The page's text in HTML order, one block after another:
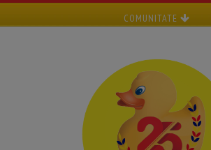
COMUNITATE